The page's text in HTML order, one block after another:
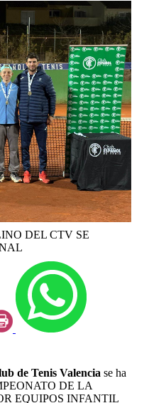
DEL CTV SE
de Tenis Valencia se ha
DE LA
EQUIPOS INFANTIL